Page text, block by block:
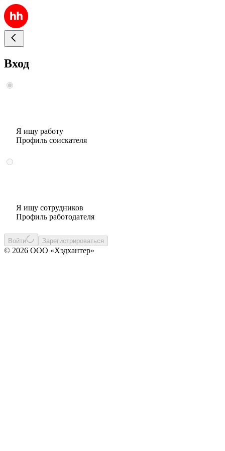
Вход
Я ищу работу
Профиль соискателя
Я ищу сотрудников
Профиль работодателя
Войти Зарегистрироваться
© 2026 ООО «Хэдхантер»